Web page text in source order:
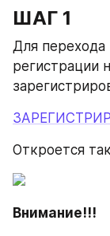
ШАГ 1
Для перехода
регистрации
Откроется
Внимание!!!